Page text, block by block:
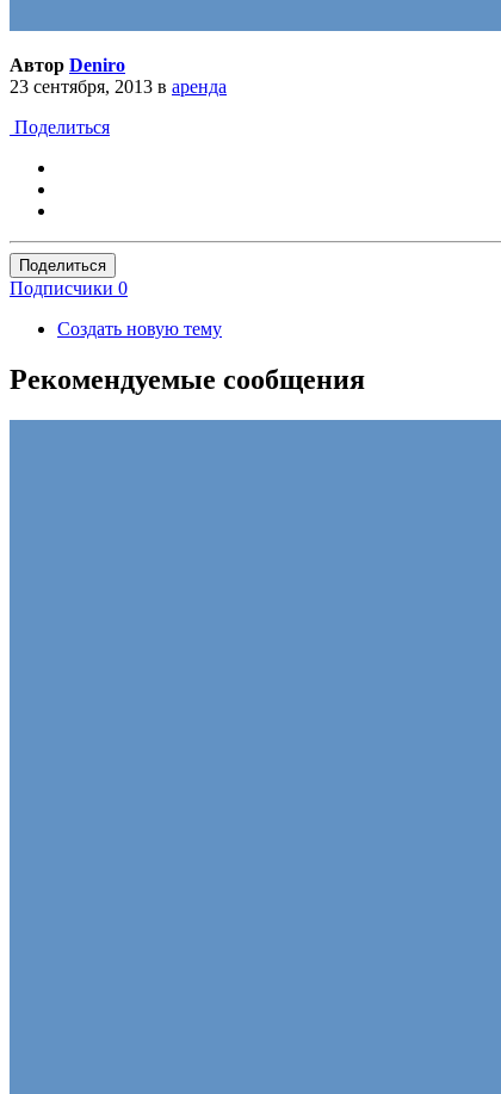
Автор Deniro
23 сентября, 2013 в аренда
Поделиться
Поделиться
Подписчики 0
Создать новую тему
Рекомендуемые сообщения